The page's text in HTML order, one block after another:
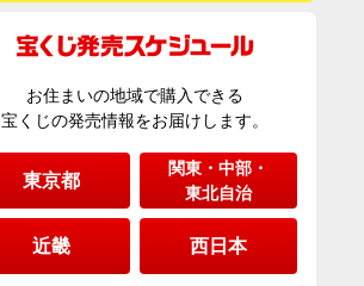
お住まいの地域で購入できる
宝くじの発売情報をお届けします。
東京都
関東・中部・
東北自治
近畿 西日本